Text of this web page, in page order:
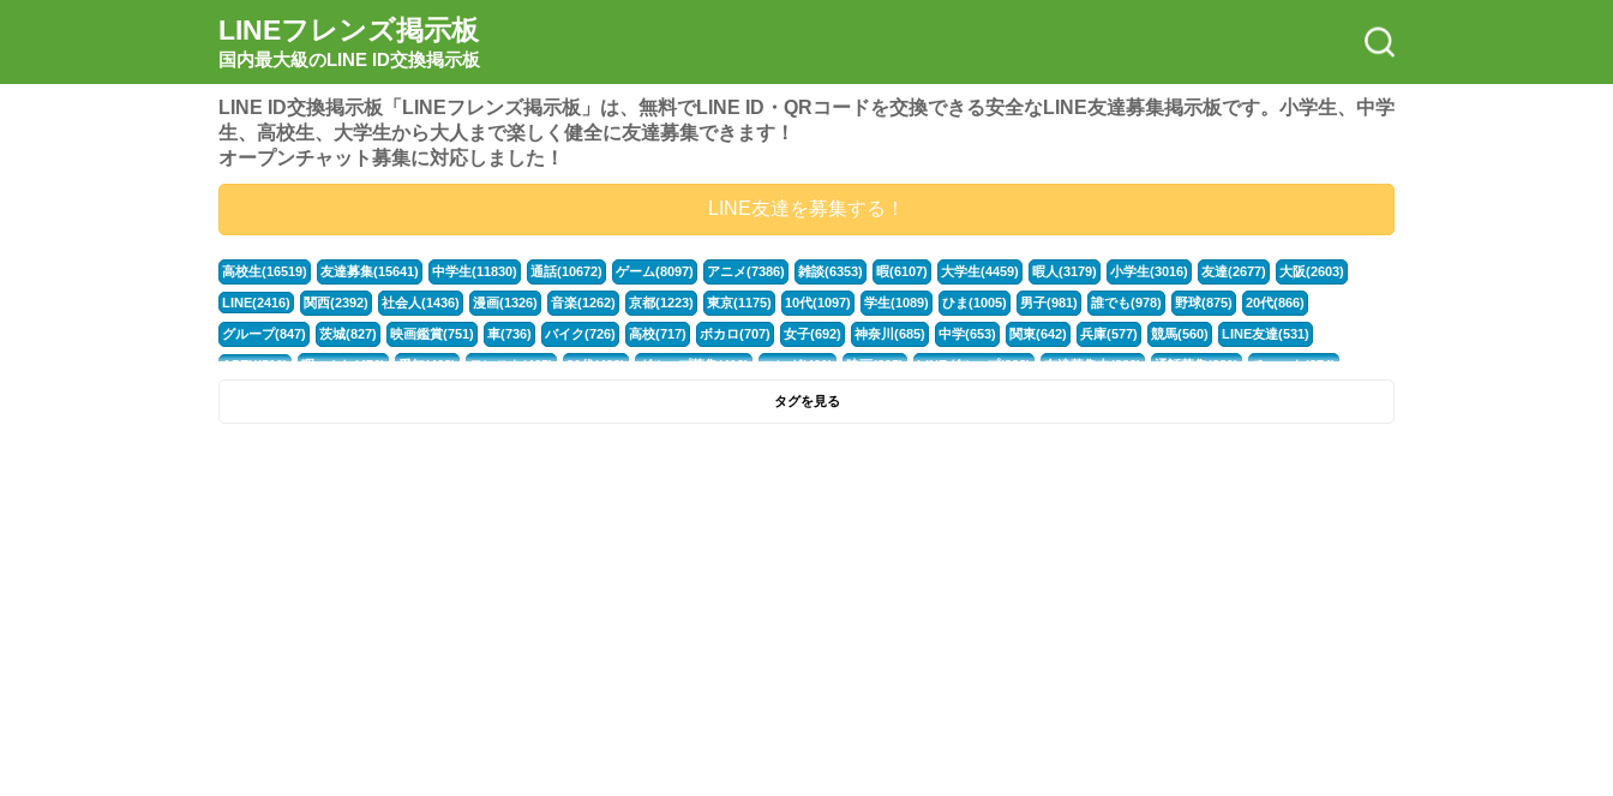
LINEフレンズ掲示板
国内最大級のLINE ID交換掲示板
LINE ID交換掲示板「LINEフレンズ掲示板」は、無料でLINE ID・QRコードを交換できる安全なLINE友達募集掲示板です。小学生、中学
生、高校生、大学生から大人まで楽しく健全に友達募集できます！
オープンチャット募集に対応しました！
LINE友達を募集する！
高校生(16519) 友達募集(15641) 中学生(11830) 通話(10672) ゲーム(8097) アニメ(7386) 雑談(6353) 暇(6107) 大学生(4459) 暇人(3179) 小学生(3016) 友達(2677) 大阪(2603)
LINE(2416) 関西(2392) 社会人(1436) 漫画(1326) 音楽(1262) 京都(1223) 東京(1175) 10代(1097) 学生(1089) ひま(1005) 男子(981) 誰でも(978) 野球(875) 20代(866)
グループ(847) 茨城(827) 映画鑑賞(751) 車(736) バイク(726) 高校(717) ボカロ(707) 女子(692) 神奈川(685) 中学(653) 関東(642) 兵庫(577) 競馬(560) LINE友達(531)
APEX(519) 暇つぶし(476) 愛知(468) モンスト(465) 30代(433) グループ募集(412) マンガ(401) 映画(395) LINEグループ(388) 友達募集中(382) 通話募集(381) チャット(374)
フォートナイト(320)
タグを見る